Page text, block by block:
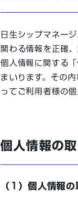
日生シップマネー
関わる情報を正確
個人情報に関する
まいります。その
ってご利用者様の
個人情報の
（1）個人情報の